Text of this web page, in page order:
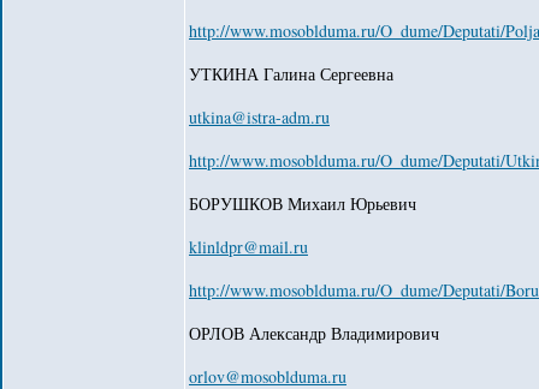
http://www.mosoblduma.ru/O_dume/Deputati/
УТКИНА Галина Сергеевна
utkina@istra-adm.ru
http://www.mosoblduma.ru/O_dume/Deputati/
БОРУШКОВ Михаил Юрьевич
klinldpr@mail.ru
http://www.mosoblduma.ru/O_dume/Deputati/
ОРЛОВ Александр Владимирович
orlov@mosoblduma.ru